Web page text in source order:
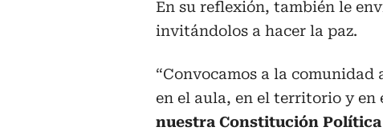
En su reflexión, también le
invitándolos a hacer la paz.
“Convocamos a la
en el aula, en el territorio y en
nuestra Constitución